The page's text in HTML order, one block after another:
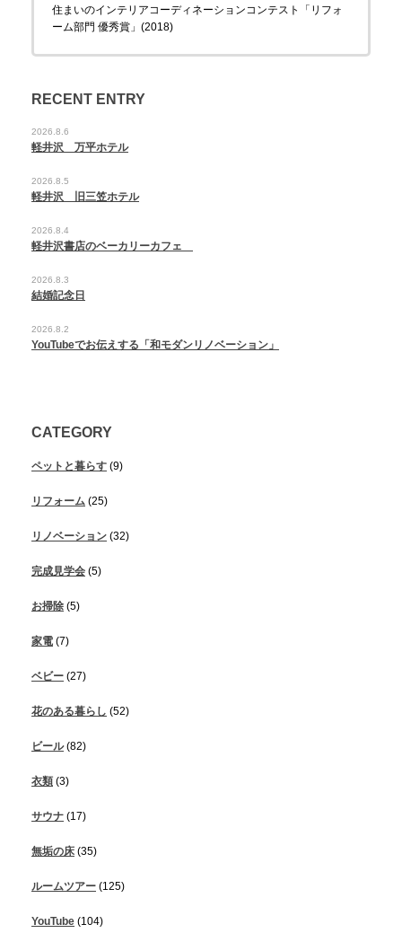
住まいのインテリアコーディネーションコンテスト「リフォ
ーム部門 優秀賞」(2018)
RECENT ENTRY
2026.8.6
軽井沢 万平ホテル
2026.8.5
軽井沢 旧三笠ホテル
2026.8.4
軽井沢書店のベーカリーカフェ
2026.8.3
結婚記念日
2026.8.2
YouTubeでお伝えする「和モダンリノベーション」
CATEGORY
ペットと暮らす (9)
リフォーム (25)
リノベーション (32)
完成見学会 (5)
お掃除 (5)
家電 (7)
ベビー (27)
花のある暮らし (52)
ビール(82)
衣類 (3)
サウナ (17)
無垢の床 (35)
ルームツアー (125)
YouTube (104)